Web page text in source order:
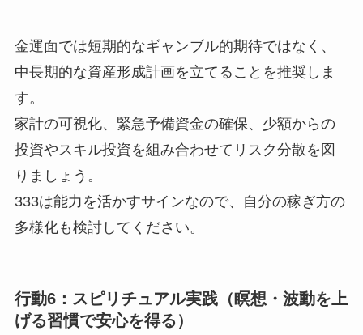
金運面では短期的なギャンブル的期待ではなく、
中長期的な資産形成計画を立てることを推奨しま
す。
家計の可視化、緊急予備資金の確保、少額からの
投資やスキル投資を組み合わせてリスク分散を図
りましょう。
333は能力を活かすサインなので、自分の稼ぎ方の
多様化も検討してください。
行動6：スピリチュアル実践（瞑想・波動を上
げる習慣で安心を得る）